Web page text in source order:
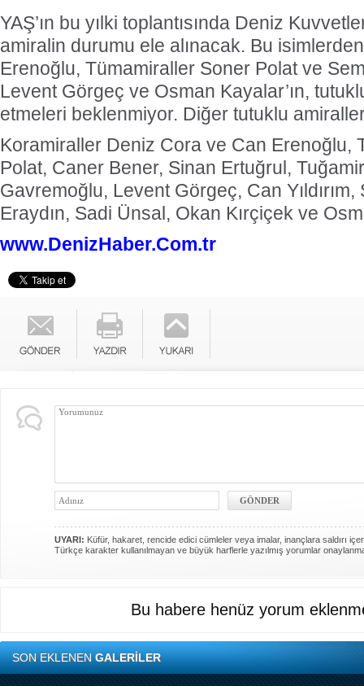
YAŞ’ın bu yılki toplantısında Deniz
amiralin durumu ele alınacak. Bu
Erenoğlu, Tümamiraller Soner Polat ve
Levent Görgeç ve Osman Kayalar’ın,
etmeleri beklenmiyor. Diğer tutuklu
Koramiraller Deniz Cora ve Can Erenoğlu,
Polat, Caner Bener, Sinan Ertuğrul,
Gavremoğlu, Levent Görgeç, Can
Eraydın, Sadi Ünsal, Okan Kırçiçek ve
www.DenizHaber.Com.tr
UYARI: Küfür, hakaret, rencide edici cümleler veya imalar, inançlara saldırı
Türkçe karakter kullanılmayan ve büyük harflerle yazılmış yorumlar
Bu habere henüz yorum
SON EKLENENGALERİLER